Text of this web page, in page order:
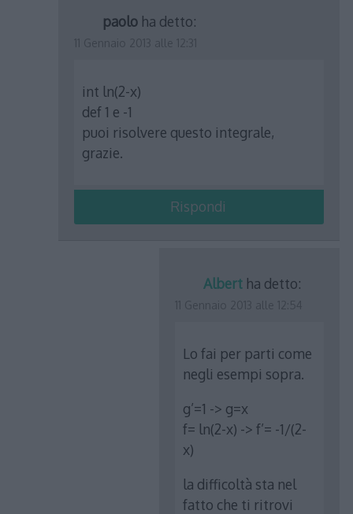
paolo ha detto:
int ln(2-x)
def 1 e -1
puoi risolvere questo integrale,
grazie.
Rispondi
Albert ha detto:
Lo fai per parti come
negli esempi sopra.
g’=1 -> g=x
f= ln(2-x) -> f’= -1/(2-
x)
la difficoltà sta nel
fatto che ti ritrovi